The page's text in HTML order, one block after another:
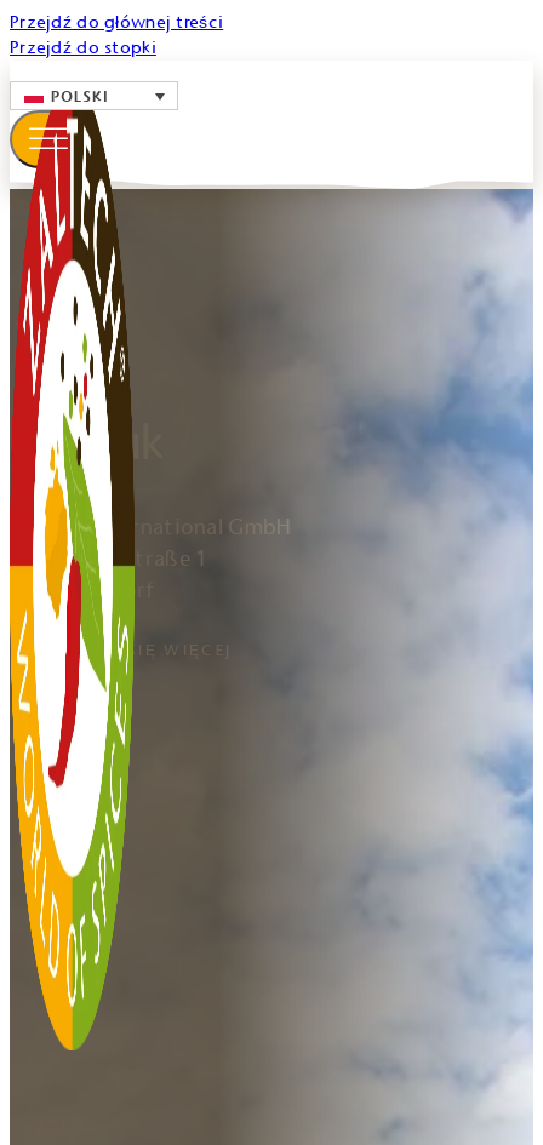
Przejdź do głównej treści
Przejdź do stopki
POLSKI
Nadruk
Zaltech International GmbH
Salzburger Straße 1
5141 Moosdorf
AUSTRIA
DOWIEDZ SIĘ WIĘCEJ